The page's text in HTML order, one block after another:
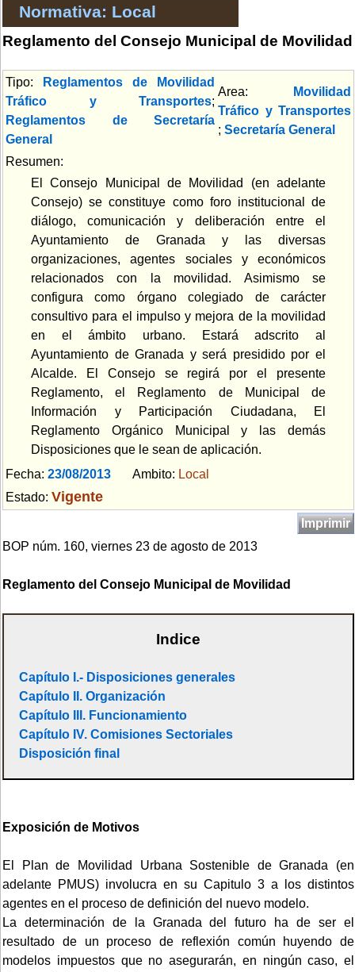
Normativa: Local
Reglamento del Consejo Municipal de Movilidad
Tipo:
Reglamentos de Movilidad
Tráfico y Transportes;
Reglamentos de Secretaría
General
Area:
Movilidad
Tráfico y Transportes
; Secretaría General
Resumen:
El Consejo Municipal de Movilidad (en adelante
Consejo) se constituye como foro institucional de
diálogo, comunicación y deliberación entre el
Ayuntamiento de Granada y las diversas
organizaciones, agentes sociales y económicos
relacionados con la movilidad. Asimismo se
configura como órgano colegiado de carácter
consultivo para el impulso y mejora de la movilidad
en el ámbito urbano. Estará adscrito al
Ayuntamiento de Granada y será presidido por el
Alcalde. El Consejo se regirá por el presente
Reglamento, el Reglamento de Municipal de
Información y Participación Ciudadana, El
Reglamento Orgánico Municipal y las demás
Disposiciones que le sean de aplicación.
Fecha: 23/08/2013 Ambito: Local
Estado: Vigente
Imprimir
BOP núm. 160, viernes 23 de agosto de 2013
Reglamento del Consejo Municipal de Movilidad
Indice
Capítulo I.- Disposiciones generales
Capítulo II. Organización
Capítulo III. Funcionamiento
Capítulo IV. Comisiones Sectoriales
Disposición final
Exposición de Motivos
El Plan de Movilidad Urbana Sostenible de Granada (en
adelante PMUS) involucra en su Capitulo 3 a los distintos
agentes en el proceso de definición del nuevo modelo.
La determinación de la Granada del futuro ha de ser el
resultado de un proceso de reflexión común huyendo de
modelos impuestos que no asegurarán, en ningún caso, el